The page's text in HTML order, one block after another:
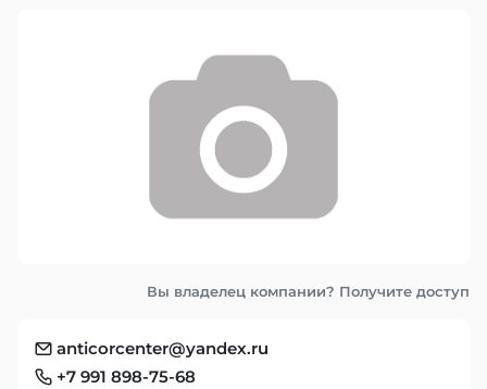
Вы владелец компании? Получите доступ
anticorcenter@yandex.ru
+7 991 898-75-68